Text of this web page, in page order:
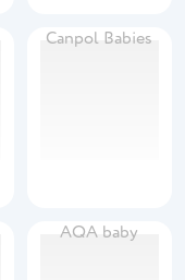
Canpol Babies
AQA baby